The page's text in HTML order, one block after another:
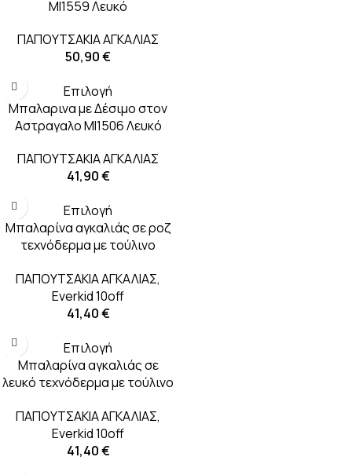
MI1559 Λευκό
ΠΑΠΟΥΤΣΑΚΙΑ ΑΓΚΑΛΙΑΣ
50,90€
Επιλογή
Μπαλαρινα με Δέσιμο στον
Αστραγαλο MI1506 Λευκό
ΠΑΠΟΥΤΣΑΚΙΑ ΑΓΚΑΛΙΑΣ
41,90€
Επιλογή
Μπαλαρίνα αγκαλιάς σε ροζ
τεχνόδερμα με τούλινο
λευκό
ΠΑΠΟΥΤΣΑΚΙΑ ΑΓΚΑΛΙΑΣ,
Everkid 10off
41,40€
Επιλογή
Μπαλαρίνα αγκαλιάς σε
λευκό τεχνόδερμα με τούλινο
dusty pink
ΠΑΠΟΥΤΣΑΚΙΑ ΑΓΚΑΛΙΑΣ,
Everkid 10off
41,40€